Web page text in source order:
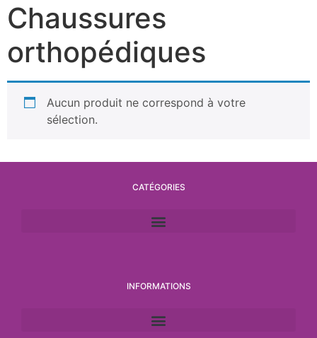
Chaussures
orthopédiques
Aucun produit ne correspond à votre
sélection.
CATÉGORIES
INFORMATIONS